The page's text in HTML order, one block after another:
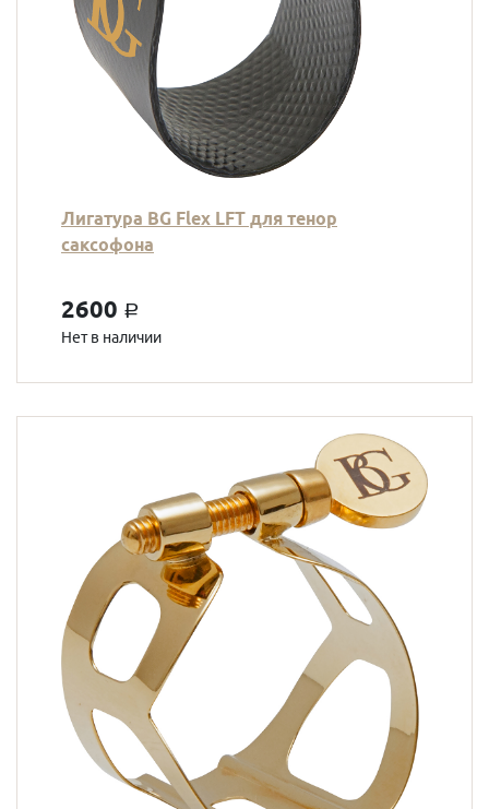
Лигатура BG Flex LFT для тенор
саксофона
2600 a
Нет в наличии